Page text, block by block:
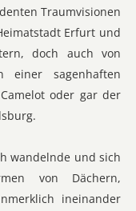
Traumvisionen
Erfurt und
doch auch von
sagenhaften
oder gar der
wandelnde und sich
von Dächern,
ineinander